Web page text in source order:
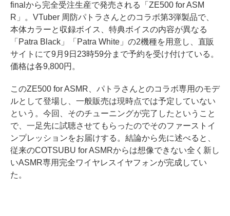
finalから完全受注生産で発売される「ZE500 for ASM
R」。VTuber 周防パトラさんとのコラボ第3弾製品で、
本体カラーと収録ボイス、特典ボイスの内容が異なる
「Patra Black」「Patra White」の2機種を用意し、直販
サイトにて9月9日23時59分まで予約を受け付けている。
価格は各9,800円。
このZE500 for ASMR、パトラさんとのコラボ専用のモデ
ルとして登場し、一般販売は現時点では予定していない
という。今回、そのチューニングが完了したということ
で、一足先に試聴させてもらったのでそのファーストイ
ンプレッションをお届けする。結論から先に述べると、
従来のCOTSUBU for ASMRからは想像できない全く新し
いASMR専用完全ワイヤレスイヤフォンが完成してい
た。